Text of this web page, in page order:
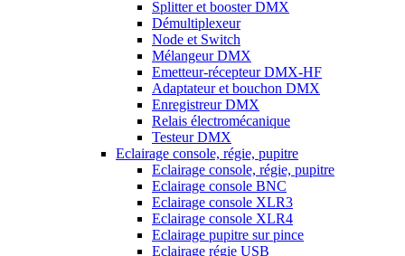
Splitter et booster DMX
Démultiplexeur
Node et Switch
Mélangeur DMX
Emetteur-récepteur DMX-HF
Adaptateur et bouchon DMX
Enregistreur DMX
Relais électromécanique
Testeur DMX
Eclairage console, régie, pupitre
Eclairage console, régie, pupitre
Eclairage console BNC
Eclairage console XLR3
Eclairage console XLR4
Eclairage pupitre sur pince
Eclairage régie USB